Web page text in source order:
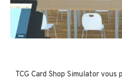
TCG Card Shop Simulator